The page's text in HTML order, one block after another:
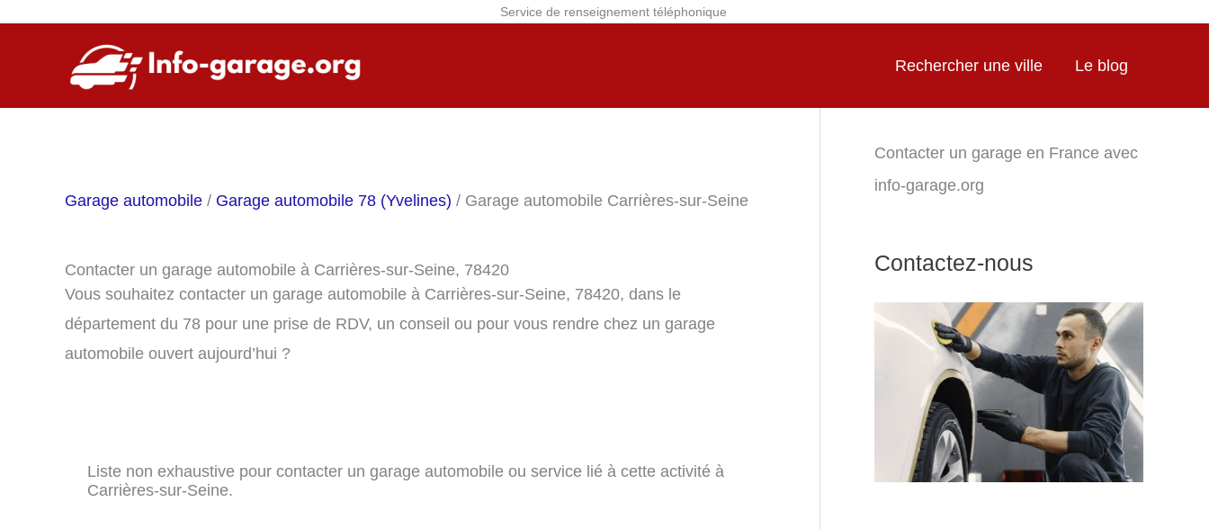
Service de renseignement téléphonique
Rechercher une ville Le blog
Garage automobile / Garage automobile 78 (Yvelines) / Garage automobile Carrières-sur-Seine
Contacter un garage automobile à Carrières-sur-Seine, 78420
Vous souhaitez contacter un garage automobile à Carrières-sur-Seine, 78420, dans le
département du 78 pour une prise de RDV, un conseil ou pour vous rendre chez un garage
automobile ouvert aujourd’hui ?
Liste non exhaustive pour contacter un garage automobile ou service lié à cette activité à
Carrières-sur-Seine.
Contacter un garage en France avec
info-garage.org
Contactez-nous